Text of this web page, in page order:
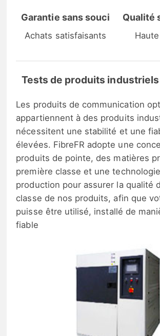
Garantie sans souci
Achats satisfaisants
Qualité
Tests de produits
Les produits de communication
appartiennent à des produits
nécessitent une stabilité et une
élevées. FibreFR adopte une
produits de pointe, des matières
première classe et une
production pour assurer la qualité
classe de nos produits, afin que
puisse être utilisé, installé de
fiable